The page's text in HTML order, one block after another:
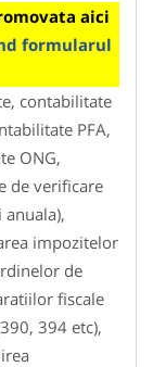
aici
formularul
contabilitate
PFA,
ONG,
de verificare
impozitelor
de
fiscale
394 etc),